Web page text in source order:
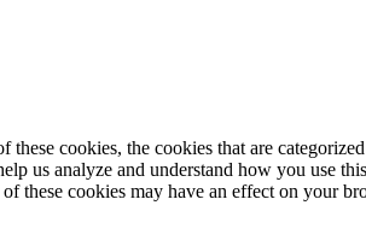
cookies, the cookies that are
us analyze and understand how you use
these cookies may have an effect on your